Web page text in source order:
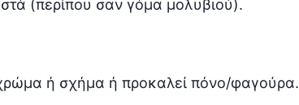
(περίπου σαν γόμα μολυβιού).
ή σχήμα ή προκαλεί πόνο/φαγούρα.